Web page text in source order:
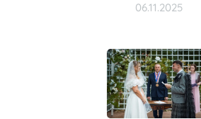
06.11.2025